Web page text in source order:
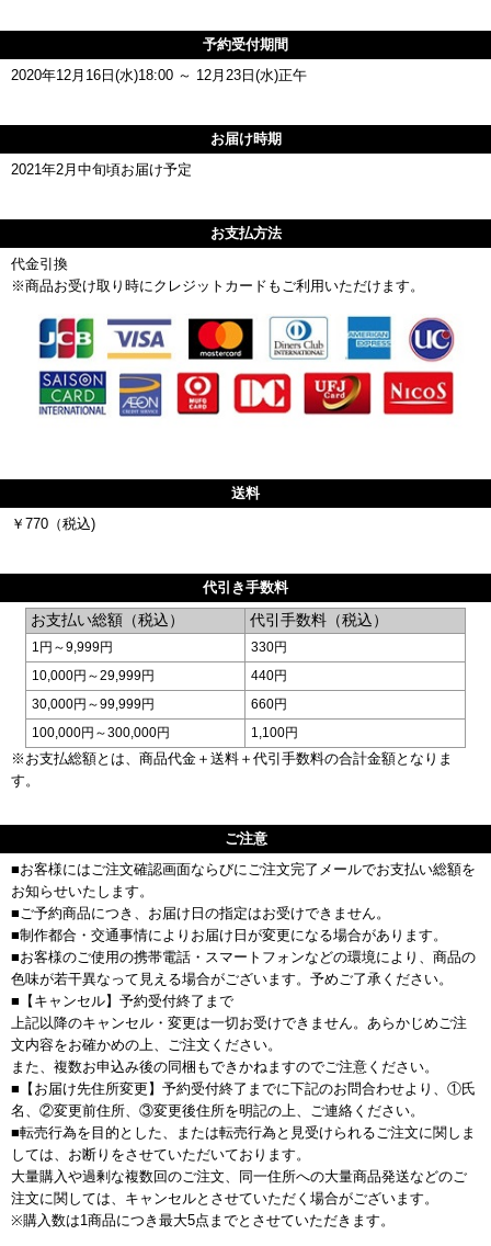
予約受付期間
2020年12月16日(水)18:00 ～ 12月23日(水)正午
お届け時期
2021年2月中旬頃お届け予定
お支払方法
代金引換
※商品お受け取り時にクレジットカードもご利用いただけます。
送料
￥770（税込)
代引き手数料
お支払い総額（税込） 代引手数料（税込）
1円～9,999円 330円
10,000円～29,999円 440円
30,000円～99,999円 660円
100,000円～300,000円 1,100円
※お支払総額とは、商品代金＋送料＋代引手数料の合計金額となりま
す。
ご注意
■お客様にはご注文確認画面ならびにご注文完了メールでお支払い総額を
お知らせいたします。
■ご予約商品につき、お届け日の指定はお受けできません。
■制作都合・交通事情によりお届け日が変更になる場合があります。
■お客様のご使用の携帯電話・スマートフォンなどの環境により、商品の
色味が若干異なって見える場合がございます。予めご了承ください。
■【キャンセル】予約受付終了まで
上記以降のキャンセル・変更は一切お受けできません。あらかじめご注
文内容をお確かめの上、ご注文ください。
また、複数お申込み後の同梱もできかねますのでご注意ください。
■【お届け先住所変更】予約受付終了までに下記のお問合わせより、①氏
名、②変更前住所、③変更後住所を明記の上、ご連絡ください。
■転売行為を目的とした、または転売行為と見受けられるご注文に関しま
しては、お断りをさせていただいております。
大量購入や過剰な複数回のご注文、同一住所への大量商品発送などのご
注文に関しては、キャンセルとさせていただく場合がございます。
※購入数は1商品につき最大5点までとさせていただきます。